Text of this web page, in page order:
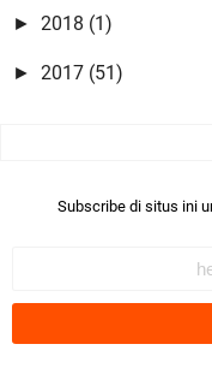
► 2018 (1)
► 2017 (51)
Subscribe di situs ini